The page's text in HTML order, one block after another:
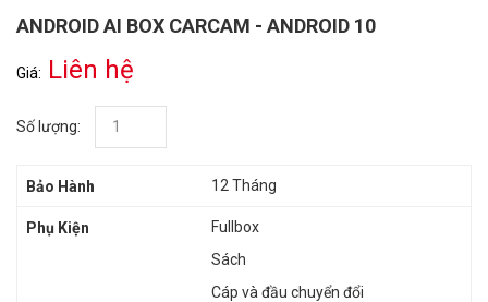
ANDROID AI BOX CARCAM - ANDROID 10
Giá: Liên hệ
Số lượng:
Bảo Hành 12 Tháng
Phụ Kiện
Fullbox
Sách
Cáp và đầu chuyển đổi